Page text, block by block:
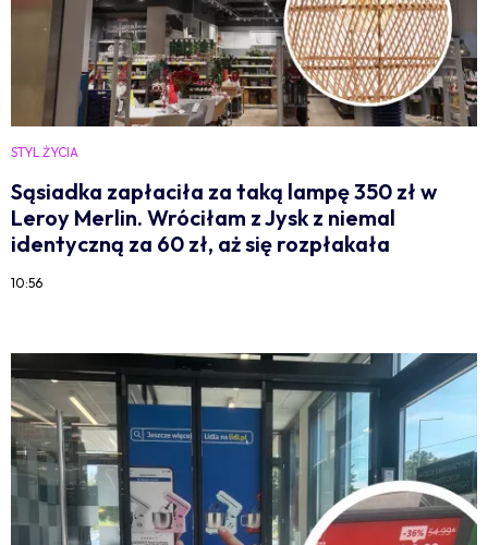
STYL ŻYCIA
Sąsiadka zapłaciła za taką lampę 350 zł w
Leroy Merlin. Wróciłam z Jysk z niemal
identyczną za 60 zł, aż się rozpłakała
10:56